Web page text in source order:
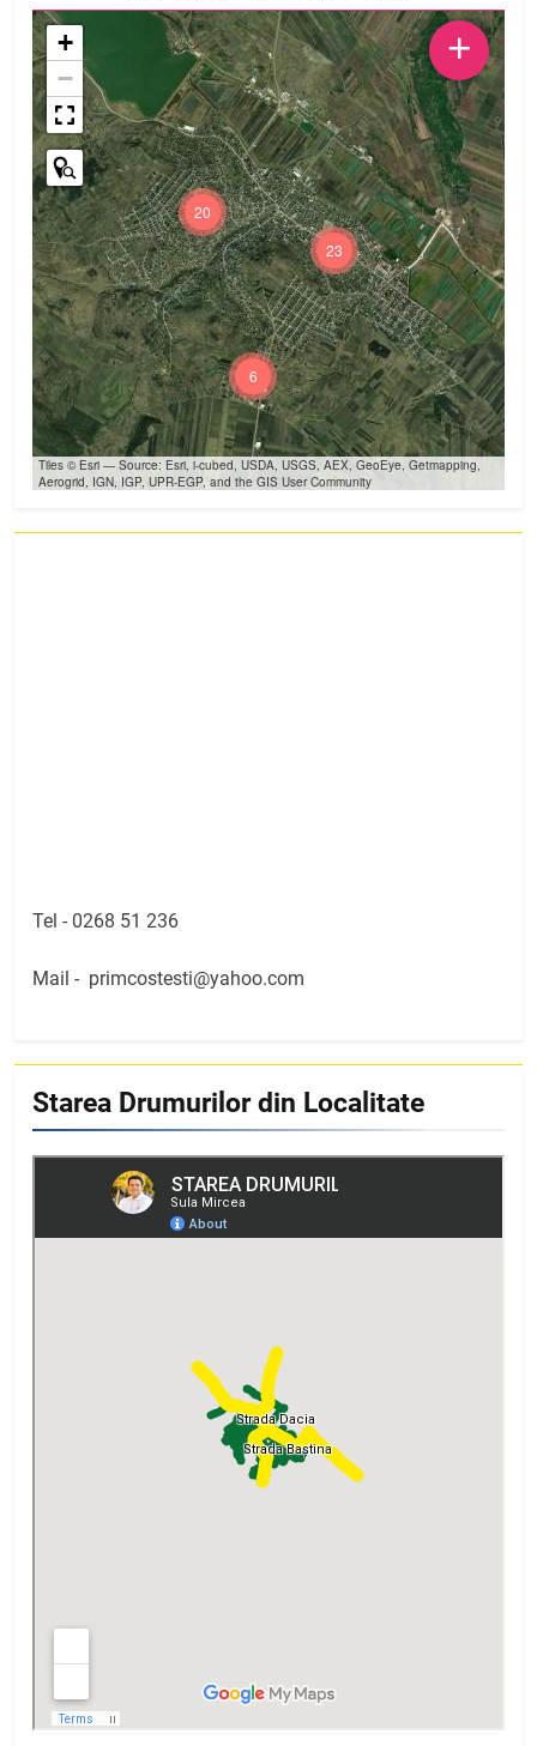
23
20
6
+
−
Tiles © Esri — Source: Esri, i-cubed, USDA, USGS, AEX, GeoEye, Getmapping,
Aerogrid, IGN, IGP, UPR-EGP, and the GIS User Community
+
Tel - 0268 51 236
Mail - primcostesti@yahoo.com
Starea Drumurilor din Localitate